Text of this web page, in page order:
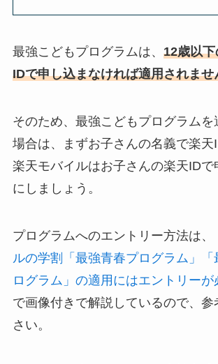
最強こどもプログラムは、 12歳以
IDで申し込まなければ適用されませ
そのため、最強こどもプログラムを
場合は、まずお子さんの名義で楽天
楽天モバイルはお子さんの楽天IDで
にしましょう。
プログラムへのエントリー方法は、
ルの学割「最強青春プログラム」
ログラム」の適用にはエントリーが
で画像付きで解説しているので、参
さい。